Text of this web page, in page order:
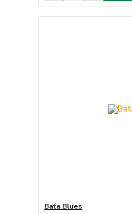
Baťa Blues